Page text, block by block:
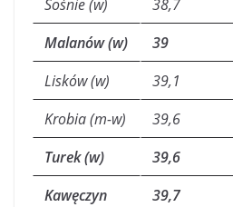
Sośnie (w)
38,7
Malanów (w)
39
Lisków (w)
39,1
Krobia (m-w)
39,6
Turek (w)
39,6
Kawęczyn
39,7